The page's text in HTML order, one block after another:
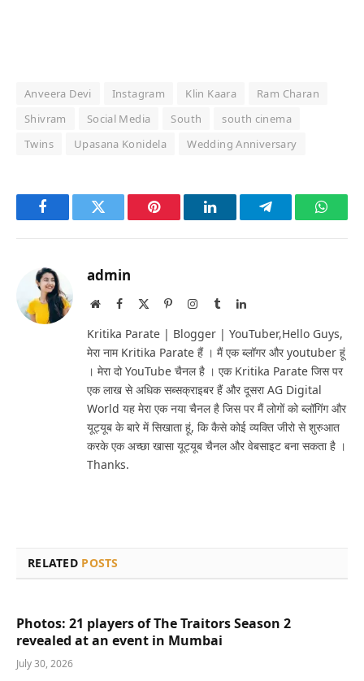
Anveera Devi Instagram Klin Kaara
Ram Charan
Shivram
Social Media South
south cinema
Twins
Upasana Konidela Wedding Anniversary
FacebookTwitter Pinterest LinkedInTelegram
admin
WebsiteFacebook PinterestInstagram
TumblrLinkedIn
Kritika Parate | Blogger | YouTuber,Hello Guys,
मेरा नाम Kritika Parate हैं । मैं एक ब्लॉगर और youtuber हूं
। मेरा दो YouTube चैनल है । एक Kritika Parate जिस पर
एक लाख से अधिक सब्सक्राइबर हैं और दूसरा AG Digital
World यह मेरा एक नया चैनल है जिस पर मैं लोगों को ब्लॉगिंग और
यूट्यूब के बारे में सिखाता हूं, कि कैसे कोई व्यक्ति जीरो से शुरुआत
करके एक अच्छा खासा यूट्यूब चैनल और वेबसाइट बना सकता है ।
Thanks.
RELATED POSTS
Photos: 21 players of The Traitors Season 2
revealed at an event in Mumbai
July 30, 2026